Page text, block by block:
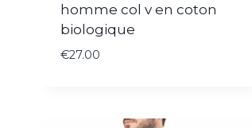
homme col v en coton
biologique
€27.00